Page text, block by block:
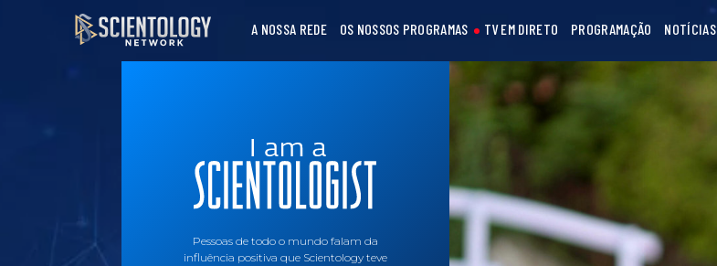
A NOSSA REDE OS NOSSOS PROGRAMAS TV EM DIRETO PROGRAMAÇÃO NOTÍCIAS
Pessoas de todo o mundo falam da
influência positiva que Scientology teve